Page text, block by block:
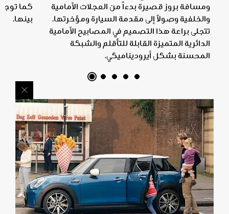
ومسافة بروز قصيرة بدءاً من العجلات الأمامية
والخلفية وصولاً إلى مقدمة السيارة ومؤخرتها.
تتجلى براعة هذا التصميم في المصابيح الأمامية
الدائرية المتميزة القابلة للتأقلم والشبكة
المحسنة بشكل أيروديناميكي.
كما توجد
بينها.